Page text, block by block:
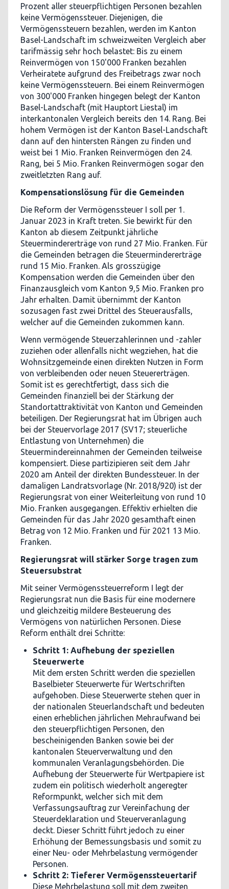
Prozent aller steuerpflichtigen Personen bezahlen
keine Vermögenssteuer. Diejenigen, die
Vermögenssteuern bezahlen, werden im Kanton
Basel-Landschaft im schweizweiten Vergleich aber
tarifmässig sehr hoch belastet: Bis zu einem
Reinvermögen von 150'000 Franken bezahlen
Verheiratete aufgrund des Freibetrags zwar noch
keine Vermögenssteuern. Bei einem Reinvermögen
von 300'000 Franken hingegen belegt der Kanton
Basel-Landschaft (mit Hauptort Liestal) im
interkantonalen Vergleich bereits den 14. Rang. Bei
hohem Vermögen ist der Kanton Basel-Landschaft
dann auf den hintersten Rängen zu finden und
weist bei 1 Mio. Franken Reinvermögen den 24.
Rang, bei 5 Mio. Franken Reinvermögen sogar den
zweitletzten Rang auf.
Kompensationslösung für die Gemeinden
Die Reform der Vermögenssteuer I soll per 1.
Januar 2023 in Kraft treten. Sie bewirkt für den
Kanton ab diesem Zeitpunkt jährliche
Steuermindererträge von rund 27 Mio. Franken. Für
die Gemeinden betragen die Steuermindererträge
rund 15 Mio. Franken. Als grosszügige
Kompensation werden die Gemeinden über den
Finanzausgleich vom Kanton 9,5 Mio. Franken pro
Jahr erhalten. Damit übernimmt der Kanton
sozusagen fast zwei Drittel des Steuerausfalls,
welcher auf die Gemeinden zukommen kann.
Wenn vermögende Steuerzahlerinnen und -zahler
zuziehen oder allenfalls nicht wegziehen, hat die
Wohnsitzgemeinde einen direkten Nutzen in Form
von verbleibenden oder neuen Steuererträgen.
Somit ist es gerechtfertigt, dass sich die
Gemeinden finanziell bei der Stärkung der
Standortattraktivität von Kanton und Gemeinden
beteiligen. Der Regierungsrat hat im Übrigen auch
bei der Steuervorlage 2017 (SV17; steuerliche
Entlastung von Unternehmen) die
Steuermindereinnahmen der Gemeinden teilweise
kompensiert. Diese partizipieren seit dem Jahr
2020 am Anteil der direkten Bundessteuer. In der
damaligen Landratsvorlage (Nr. 2018/920) ist der
Regierungsrat von einer Weiterleitung von rund 10
Mio. Franken ausgegangen. Effektiv erhielten die
Gemeinden für das Jahr 2020 gesamthaft einen
Betrag von 12 Mio. Franken und für 2021 13 Mio.
Franken.
Regierungsrat will stärker Sorge tragen zum
Steuersubstrat
Mit seiner Vermögenssteuerreform I legt der
Regierungsrat nun die Basis für eine modernere
und gleichzeitig mildere Besteuerung des
Vermögens von natürlichen Personen. Diese
Reform enthält drei Schritte:
Schritt 1: Aufhebung der speziellen
Steuerwerte
Mit dem ersten Schritt werden die speziellen
Baselbieter Steuerwerte für Wertschriften
aufgehoben. Diese Steuerwerte stehen quer in
der nationalen Steuerlandschaft und bedeuten
einen erheblichen jährlichen Mehraufwand bei
den steuerpflichtigen Personen, den
bescheinigenden Banken sowie bei der
kantonalen Steuerverwaltung und den
kommunalen Veranlagungsbehörden. Die
Aufhebung der Steuerwerte für Wertpapiere ist
zudem ein politisch wiederholt angeregter
Reformpunkt, welcher sich mit dem
Verfassungsauftrag zur Vereinfachung der
Steuerdeklaration und Steuerveranlagung
deckt. Dieser Schritt führt jedoch zu einer
Erhöhung der Bemessungsbasis und somit zu
einer Neu- oder Mehrbelastung vermögender
Personen.
Schritt 2: Tieferer Vermögenssteuertarif
Diese Mehrbelastung soll mit dem zweiten